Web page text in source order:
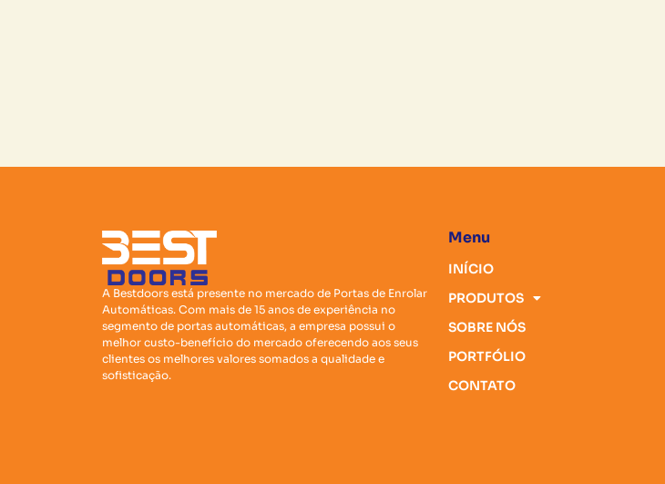
A Bestdoors está presente no mercado de Portas de Enrolar
Automáticas. Com mais de 15 anos de experiência no
segmento de portas automáticas, a empresa possui o
melhor custo-benefício do mercado oferecendo aos seus
clientes os melhores valores somados a qualidade e
sofisticação.
Menu
INÍCIO
PRODUTOS
SOBRE NÓS
PORTFÓLIO
CONTATO